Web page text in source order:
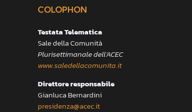
COLOPHON
Testata Telematica
Sale della Comunità
Plurisettimanale dell’ACEC
www.saledellacomunita.it
Direttore responsabile
Gianluca Bernardini
presidenza@acec.it